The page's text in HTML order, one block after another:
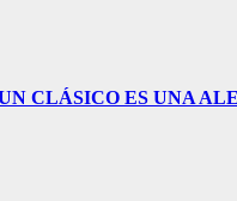
CLÁSICO ES UNA